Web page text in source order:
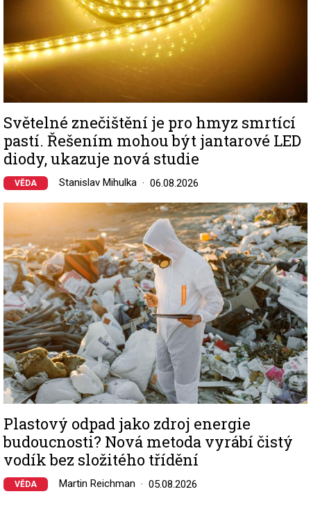
Světelné znečištění je pro hmyz smrtící
pastí. Řešením mohou být jantarové LED
diody, ukazuje nová studie
VĚDA Stanislav Mihulka 06.08.2026
Image
Plastový odpad jako zdroj energie
budoucnosti? Nová metoda vyrábí čistý
vodík bez složitého třídění
VĚDA Martin Reichman 05.08.2026